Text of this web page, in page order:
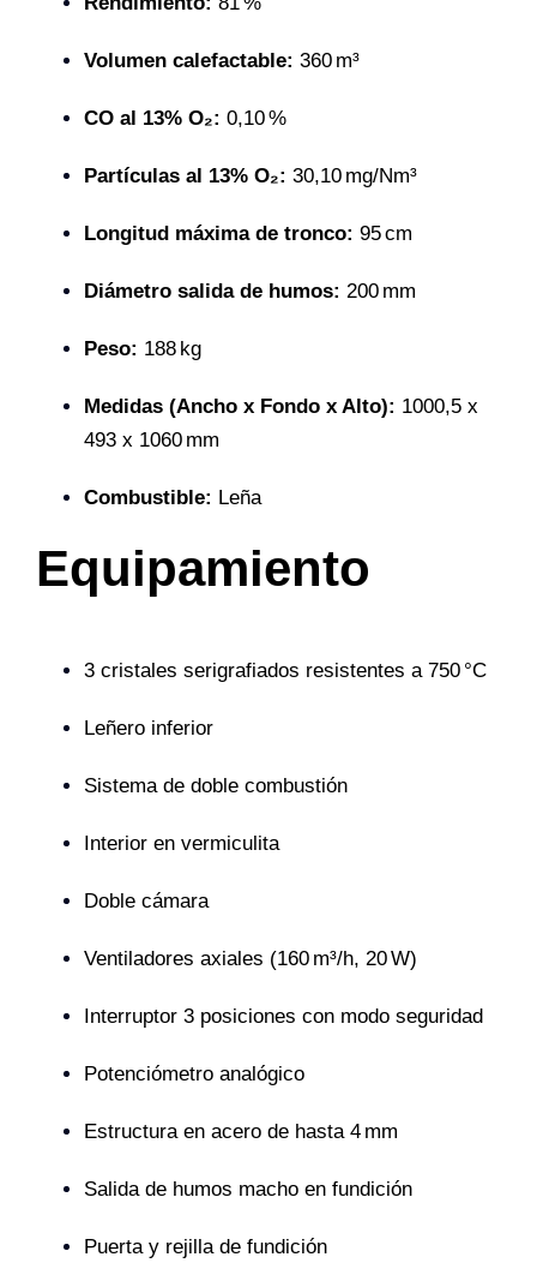
Volumen calefactable: 360 m³
CO al 13% O₂: 0,10 %
Partículas al 13% O₂: 30,10 mg/Nm³
Longitud máxima de tronco: 95 cm
Diámetro salida de humos: 200 mm
Peso: 188 kg
Medidas (Ancho x Fondo x Alto): 1000,5 x
493 x 1060 mm
Combustible: Leña
Equipamiento
3 cristales serigrafiados resistentes a 750 °C
Leñero inferior
Sistema de doble combustión
Interior en vermiculita
Doble cámara
Ventiladores axiales (160 m³/h, 20 W)
Interruptor 3 posiciones con modo seguridad
Potenciómetro analógico
Estructura en acero de hasta 4 mm
Salida de humos macho en fundición
Puerta y rejilla de fundición